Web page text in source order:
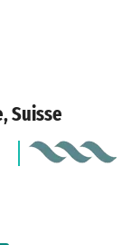
Suisse